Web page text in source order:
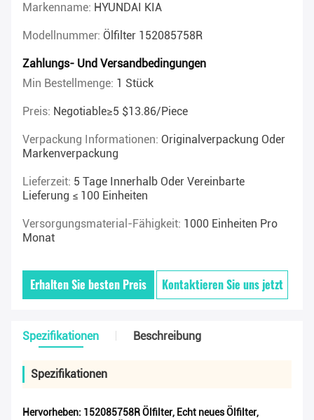
Markenname: HYUNDAI KIA
Modellnummer: Ölfilter 152085758R
Zahlungs- Und Versandbedingungen
Min Bestellmenge: 1 Stück
Preis: Negotiable≥5 $13.86/piece
Verpackung Informationen: Originalverpackung Oder
Markenverpackung
Lieferzeit: 5 Tage Innerhalb Oder Vereinbarte
Lieferung ≤ 100 Einheiten
Versorgungsmaterial-Fähigkeit: 1000 Einheiten Pro
Monat
Erhalten Sie besten Preis Kontaktieren Sie uns jetzt
Spezifikationen Beschreibung
Spezifikationen
Hervorheben: 152085758R Ölfilter, Echt neues Ölfilter,